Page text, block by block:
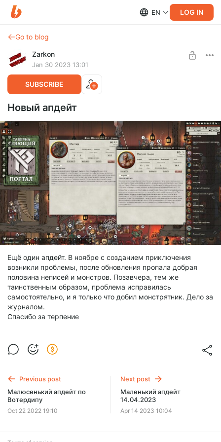
EN LOG IN
Go to blog
Zarkon
Jan 30 2023 13:01
SUBSCRIBE
Новый апдейт
Ещё один апдейт. В ноябре с созданием приключения
возникли проблемы, после обновления пропала добрая
половина неписей и монстров. Позавчера, тем же
таинственным образом, проблема исправилась
самостоятельно, и я только что добил монстрятник. Дело за
журналом.
Спасибо за терпение
Previous post
Малюсенький апдейт по
Вотердипу
Oct 22 2022 19:10
Next post
Маленький апдейт
14.04.2023
Apr 14 2023 10:04